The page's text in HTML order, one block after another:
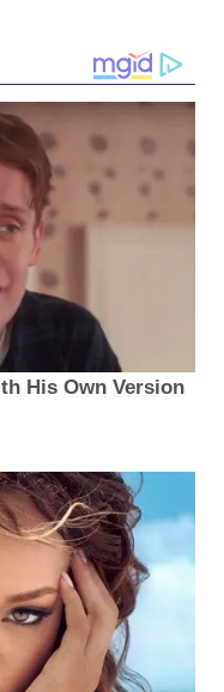
His Own Version